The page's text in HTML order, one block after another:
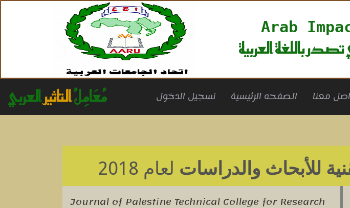
Arab
باللغة العربية
مُعَامِلُالتاثيرالعربي تسجيل الدخول الصفحه الرئيسية معنا
للأبحاث والدراسات لعام 2018
Journal of Palestine Technical College for Research